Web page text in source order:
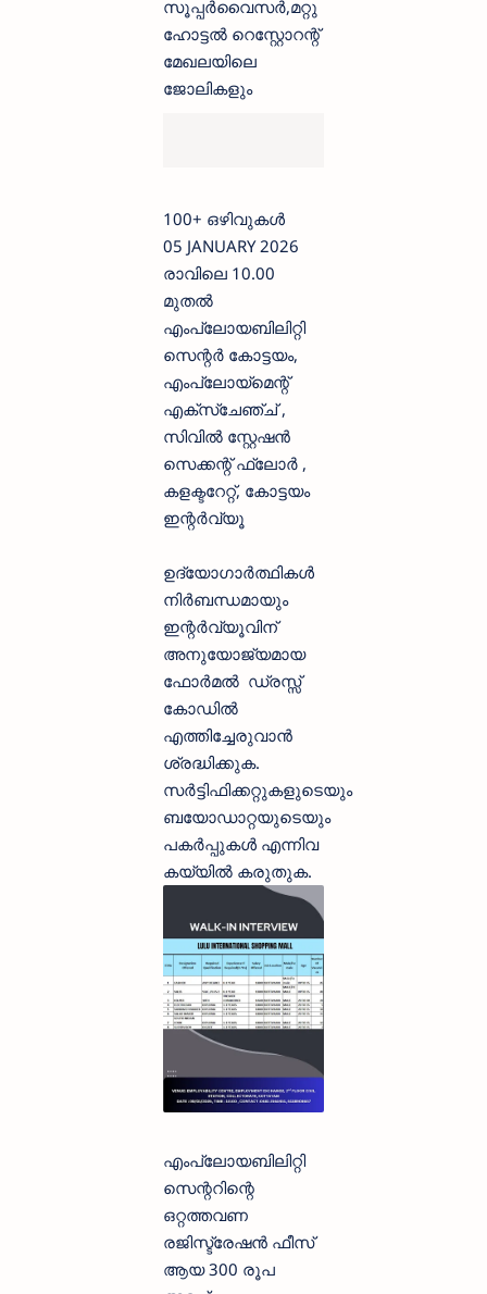
സൂപ്പർവൈസർ,മറ്റു
ഹോട്ടൽ റെസ്റ്റോറന്റ്
മേഖലയിലെ
ജോലികളും
100+ ഒഴിവുകൾ
05 JANUARY 2026
രാവിലെ 10.00
മുതൽ
എംപ്ലോയബിലിറ്റി
സെന്റർ കോട്ടയം,
എംപ്ലോയ്‌മെന്റ്
എക്സ്ചേഞ്ച് ,
സിവിൽ സ്റ്റേഷൻ
സെക്കന്റ് ഫ്ലോർ ,
കളക്ടറേറ്റ്, കോട്ടയം
ഇന്റർവ്യൂ
ഉദ്യോഗാർത്ഥികൾ
നിർബന്ധമായും
ഇന്റർവ്യൂവിന്
അനുയോജ്യമായ
ഫോർമൽ ഡ്രസ്സ്
കോഡിൽ
എത്തിച്ചേരുവാൻ
ശ്രദ്ധിക്കുക.
സർട്ടിഫിക്കറ്റുകളുടെയും
ബയോഡാറ്റയുടെയും
പകർപ്പുകൾ എന്നിവ
കയ്യിൽ കരുതുക.
എംപ്ലോയബിലിറ്റി
സെന്ററിന്റെ
ഒറ്റത്തവണ
രജിസ്ട്രേഷൻ ഫീസ്
ആയ 300 രൂപ